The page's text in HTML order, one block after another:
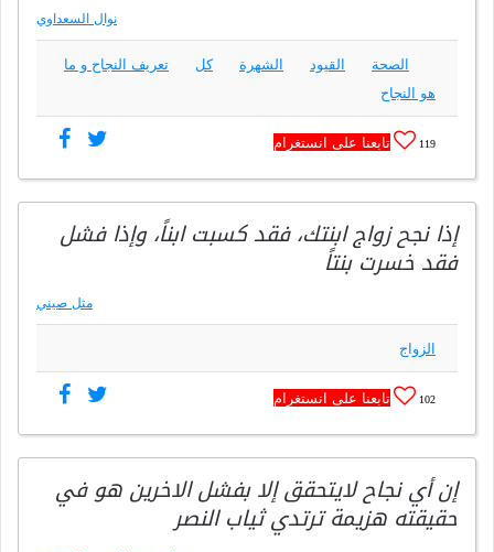
نوال السعداوي
الصحة القيود الشهرة كل
تعريف النجاح و ما
هو النجاح
119 تابعنا على انستغرام
إذا نجح زواج ابنتك، فقد كسبت ابناً، وإذا فشل
فقد خسرت بنتاً
مثل صيني
الزواج
102 تابعنا على انستغرام
إن أي نجاح لايتحقق إلا بفشل الاخرين هو في
حقيقته هزيمة ترتدي ثياب النصر